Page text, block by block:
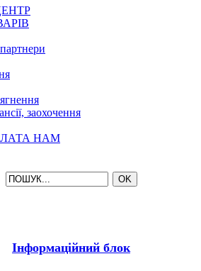
заохочення
НАМ
Інформаційний блок